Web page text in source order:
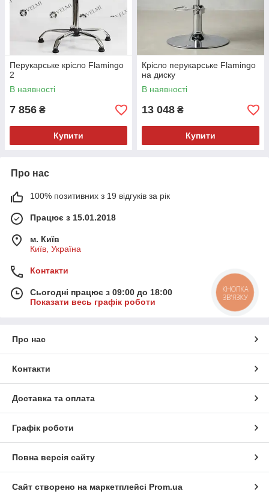
Перукарське крісло Flamingo
2
В наявності
7 856 ₴
Купити
Крісло перукарське Flamingo
на диску
В наявності
13 048 ₴
Купити
Про нас
100% позитивних з 19 відгуків за рік
Працює з 15.01.2018
м. Київ
Київ, Україна
Контакти
Сьогодні працює з 09:00 до 18:00
Показати весь графік роботи
Про нас
Контакти
Доставка та оплата
Графік роботи
Повна версія сайту
Сайт створено на маркетплейсі Prom.ua